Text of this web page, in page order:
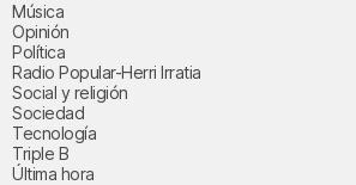
Música
Opinión
Política
Radio Popular-Herri Irratia
Social y religión
Sociedad
Tecnología
Triple B
Última hora